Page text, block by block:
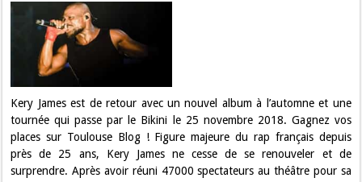
Bikini
!
Kery James est de retour avec un nouvel album à l’automne et une
tournée qui passe par le Bikini le 25 novembre 2018. Gagnez vos
places sur Toulouse Blog ! Figure majeure du rap français depuis
près de 25 ans, Kery James ne cesse de se renouveler et de
surprendre. Après avoir réuni 47000 spectateurs au théâtre pour sa